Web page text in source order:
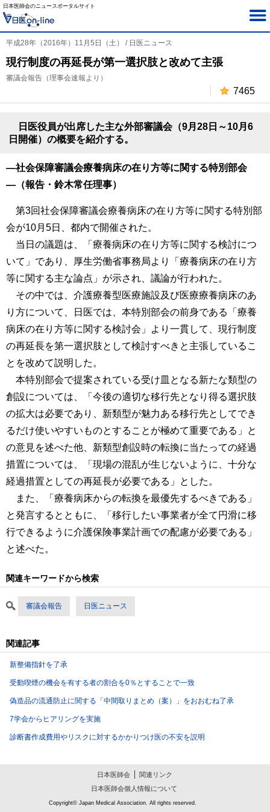
日本医師会のニュースポータルサイト
平成28年（2016年）11月5日（土） / 日医ニュース
現行制度の再延長が第一選択肢と改めて主張
審議会報告（理事会速報より）
7465
日医役員が出席した主な外部審議会（9月28日～10月6
日開催）の概要を紹介する。
―社会保障審議会療養病床の在り方等に関する特別部会
―（報告・鈴木常任理事）
第3回社会保障審議会療養病床の在り方等に関する特別部
会が10月5日、都内で開催された。
当日の議題は、「療養病床の在り方等に関する検討につ
いて」であり、厚生労働省事務局より「療養病床の在り方
等に関する主な論点」が示され、議論が行われた。
その中では、介護療養型医療施設及び医療療養病床のあ
り方について、日医では、本特別部会の前身である「療養
病床の在り方等に関する検討会」より一貫して、現行制度
の再延長を第一選択肢として検討すべきと主張しているこ
とを改めて説明した。
本特別部会で提案されている受け皿となる新たな類型の
創設については、「今後の適切な移行先となり得る選択肢
の拡大は必要であり、新類型が魅力ある移行先としてでき
るだけ使いやすいものとすることが極めて重要である」と
の意見を述べた他、新類型創設時の転換に当たっての経過
措置については、「現場の混乱が生じないように、十分な
経過措置としての再延長が必要である」とした。
また、「療養病床からの転換を最優先するべきである」
と発言するとともに、「移行したい事業者が全て円滑に移
行できるように介護保険事業計画での配慮が必要である」
と述べた。
関連キーワードから検索
審議会報告 日医ニュース
関連記事
新整備指針を了承
受動喫煙の機会を有する者の割合を0％とすることで一致
偽造品の流通防止に関する「中間取りまとめ（案）」をおおむね了承
7学会からヒアリングを実施
診断書作成費用やリスクに対するかかりつけ医の不安を説明
日本医師会
関連リンク
日本医師会個人情報について
Copyright© Japan Medical Association. All rights reserved.